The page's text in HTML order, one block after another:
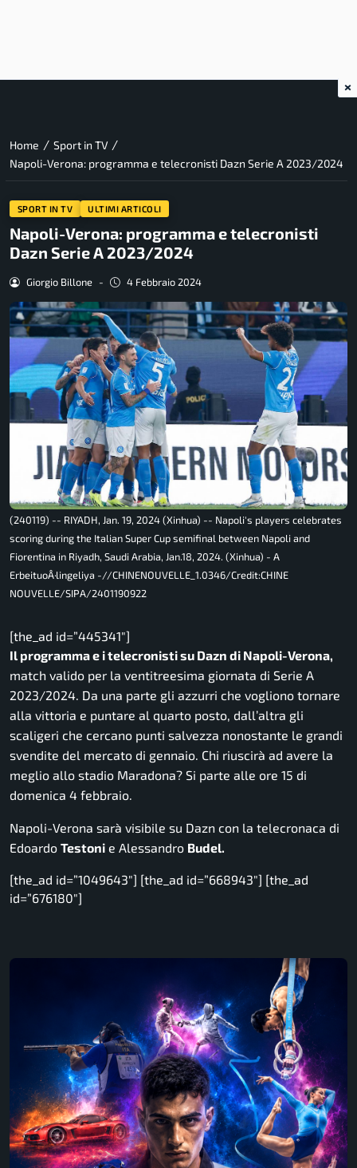
Home / Sport in TV /
Napoli-Verona: programma e telecronisti Dazn Serie A 2023/2024
SPORT IN TV ULTIMI ARTICOLI
Napoli-Verona: programma e telecronisti
Dazn Serie A 2023/2024
Giorgio Billone - 4 Febbraio 2024
(240119) -- RIYADH, Jan. 19, 2024 (Xinhua) -- Napoli's players celebrates
scoring during the Italian Super Cup semifinal between Napoli and
Fiorentina in Riyadh, Saudi Arabia, Jan.18, 2024. (Xinhua) - A
ErbeituoÂ·lingeliya -//CHINENOUVELLE_1.0346/Credit:CHINE
NOUVELLE/SIPA/2401190922
[the_ad id=”445341″]
Il programma e i telecronisti su Dazn di Napoli-Verona,
match valido per la ventitreesima giornata di Serie A
2023/2024. Da una parte gli azzurri che vogliono tornare
alla vittoria e puntare al quarto posto, dall’altra gli
scaligeri che cercano punti salvezza nonostante le grandi
svendite del mercato di gennaio. Chi riuscirà ad avere la
meglio allo stadio Maradona? Si parte alle ore 15 di
domenica 4 febbraio.
Napoli-Verona sarà visibile su Dazn con la telecronaca di
Edoardo Testoni e Alessandro Budel.
[the_ad id=”1049643″] [the_ad id=”668943″] [the_ad
id=”676180″]
×